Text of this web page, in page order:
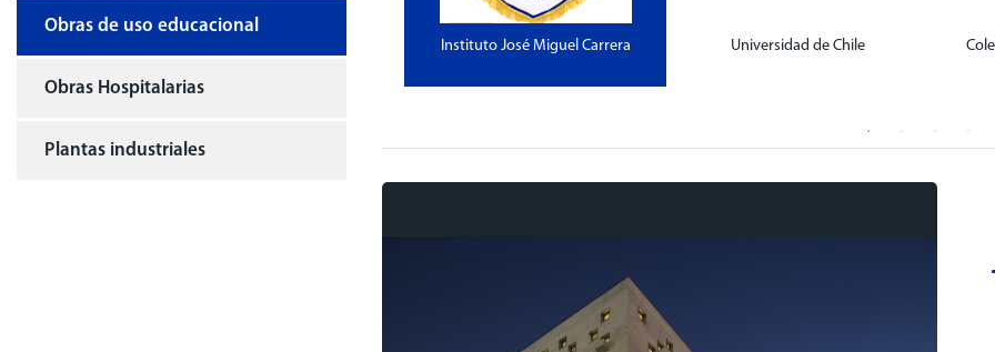
Obras de uso educacional
Obras Hospitalarias
Plantas industriales
Instituto José Miguel Carrera Universidad de Chile